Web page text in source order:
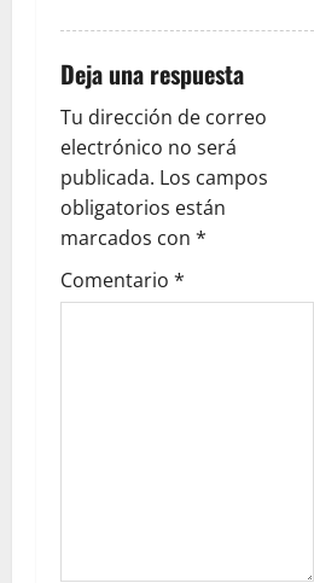
Deja una respuesta
Tu dirección de correo
electrónico no será
publicada. Los campos
obligatorios están
marcados con *
Comentario *